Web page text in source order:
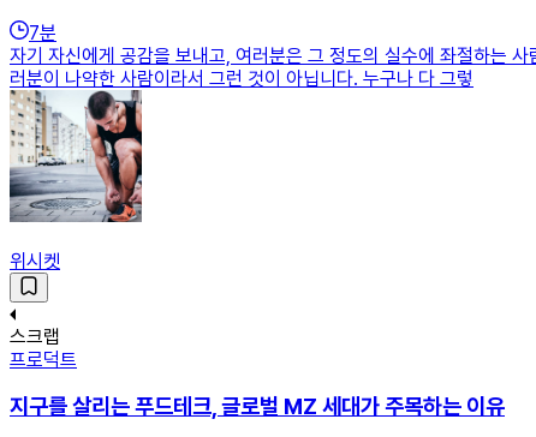
7분
자기 자신에게 공감을 보내고, 여러분은 그 정도의 실수에 좌절하는
러분이 나약한 사람이라서 그런 것이 아닙니다. 누구나 다 그렇
위시켓
스크랩
프로덕트
지구를 살리는 푸드테크, 글로벌 MZ 세대가 주목하는 이유